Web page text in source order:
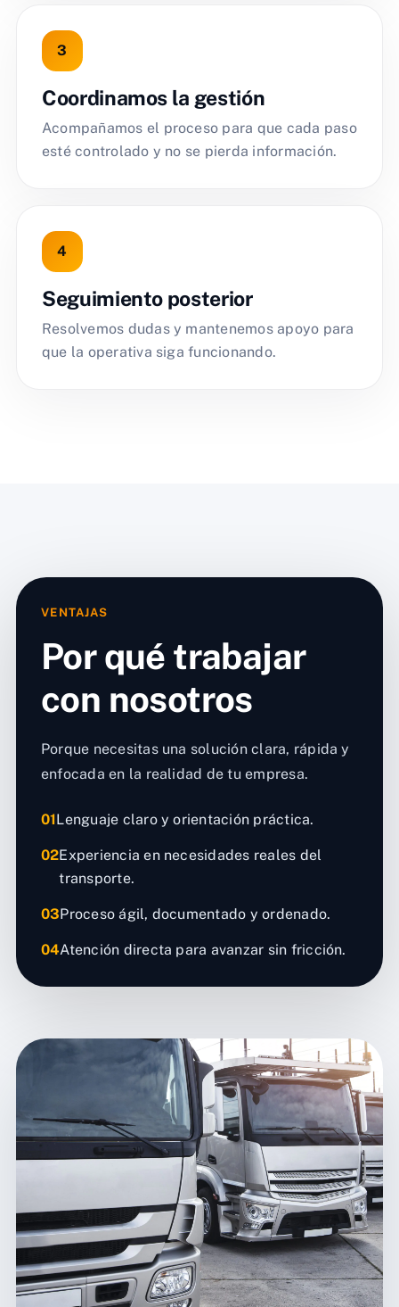
Coordinamos la gestión
Acompañamos el proceso para que cada paso
esté controlado y no se pierda información.
Seguimiento posterior
Resolvemos dudas y mantenemos apoyo para
que la operativa siga funcionando.
VENTAJAS
Por qué trabajar
con nosotros
Porque necesitas una solución clara, rápida y
enfocada en la realidad de tu empresa.
01Lenguaje claro y orientación práctica.
02Experiencia en necesidades reales del
transporte.
03Proceso ágil, documentado y ordenado.
04Atención directa para avanzar sin fricción.